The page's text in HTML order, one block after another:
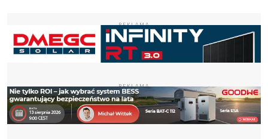
REKLAMA
REKLAMA